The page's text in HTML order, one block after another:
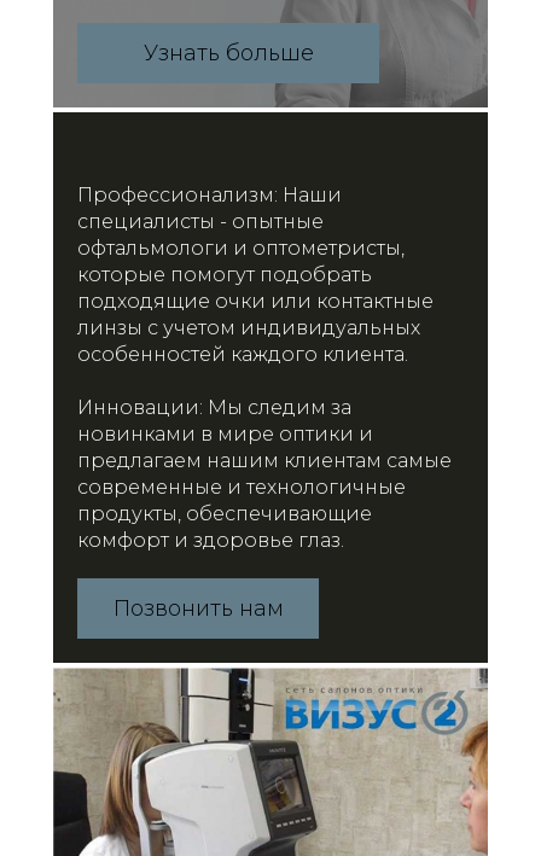
Профессионализм: Наши
специалисты - опытные
офтальмологи и оптометристы,
которые помогут подобрать
подходящие очки или контактные
линзы с учетом индивидуальных
особенностей каждого клиента.
Инновации: Мы следим за
новинками в мире оптики и
предлагаем нашим клиентам самые
современные и технологичные
продукты, обеспечивающие
комфорт и здоровье глаз.
Позвонить нам
Узнать больше